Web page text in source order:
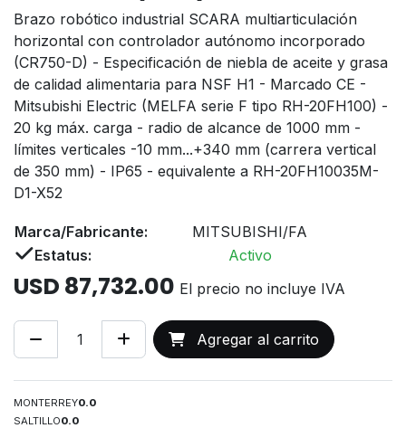
Brazo robótico industrial SCARA multiarticulación
horizontal con controlador autónomo incorporado
(CR750-D) - Especificación de niebla de aceite y grasa
de calidad alimentaria para NSF H1 - Marcado CE -
Mitsubishi Electric (MELFA serie F tipo RH-20FH100) -
20 kg máx. carga - radio de alcance de 1000 mm -
límites verticales -10 mm...+340 mm (carrera vertical
de 350 mm) - IP65 - equivalente a RH-20FH10035M-
D1-X52
Marca/Fabricante:
MITSUBISHI/FA
Estatus:
Activo
USD 87,732.00 El precio no incluye IVA
Agregar al carrito
MONTERREY0.0
SALTILLO0.0